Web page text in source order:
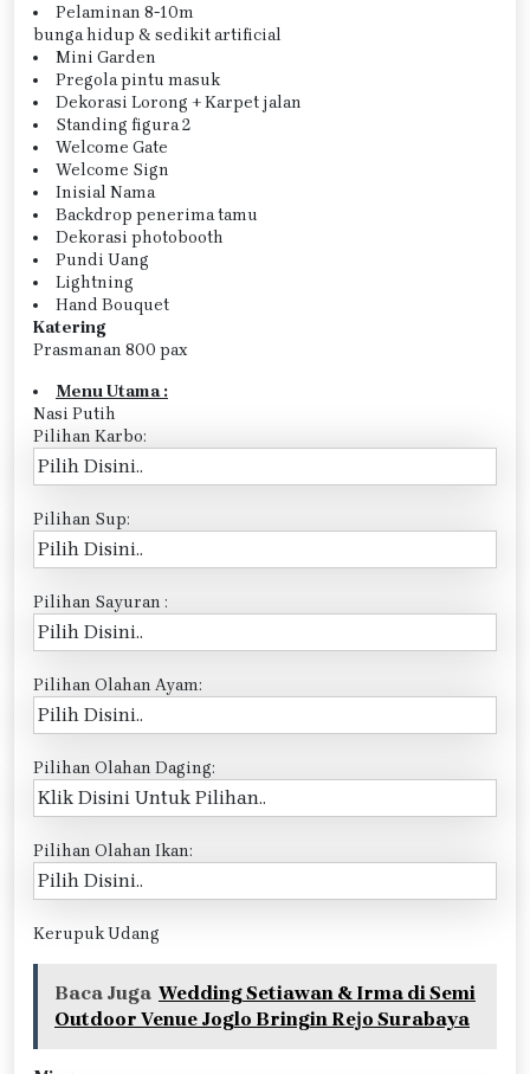
Pelaminan 8-10m
bunga hidup & sedikit artificial
Mini Garden
Pregola pintu masuk
Dekorasi Lorong + Karpet jalan
Standing figura 2
Welcome Gate
Welcome Sign
Inisial Nama
Backdrop penerima tamu
Dekorasi photobooth
Pundi Uang
Lightning
Hand Bouquet
Katering
Prasmanan 800 pax
Menu Utama :
Nasi Putih
Pilihan Karbo:
Pilihan Sup:
Pilihan Sayuran :
Pilihan Olahan Ayam:
Pilihan Olahan Daging:
Pilihan Olahan Ikan:
Kerupuk Udang
Baca Juga Wedding Setiawan & Irma di Semi
Outdoor Venue Joglo Bringin Rejo Surabaya